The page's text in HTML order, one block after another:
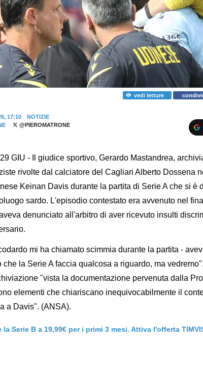
vedi letture
17:10
NOTIZIE
@PIEROMATRONE
GIU - Il giudice sportivo, Gerardo Mastandrea,
rivolte dal calciatore del Cagliari Alberto Dossena
Keinan Davis durante la partita di Serie A che si è
sardo. L'episodio contestato era avvenuto nel
denunciato all'arbitro di aver ricevuto insulti
mi ha chiamato scimmia durante la partita -
che la Serie A faccia qualcosa a riguardo, ma
"vista la documentazione pervenuta dalla
elementi che chiariscano inequivocabilmente il
a Davis". (ANSA).
la Serie B a 19,99€ per i primi 3 mesi. Attiva l'offerta